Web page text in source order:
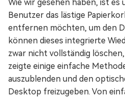
Wie wir gesehen haben, ist es
Benutzer das lästige
entfernen möchten, um den
können dieses integrierte
zwar nicht vollständig
zeigte einige einfache
auszublenden und den
Desktop freizugeben. Von